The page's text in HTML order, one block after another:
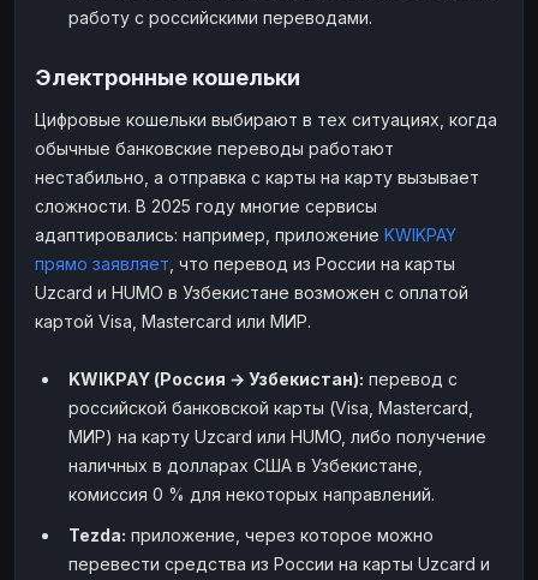
работу с российскими переводами.
Электронные кошельки
Цифровые кошельки выбирают в тех ситуациях, когда
обычные банковские переводы работают
нестабильно, а отправка с карты на карту вызывает
сложности. В 2025 году многие сервисы
адаптировались: например, приложение KWIKPAY
прямо заявляет , что перевод из России на карты
Uzcard и HUMO в Узбекистане возможен с оплатой
картой Visa, Mastercard или МИР.
KWIKPAY (Россия → Узбекистан): перевод с
российской банковской карты (Visa, Mastercard,
МИР) на карту Uzcard или HUMO, либо получение
наличных в долларах США в Узбекистане,
комиссия 0 % для некоторых направлений.
Tezda: приложение, через которое можно
перевести средства из России на карты Uzcard и